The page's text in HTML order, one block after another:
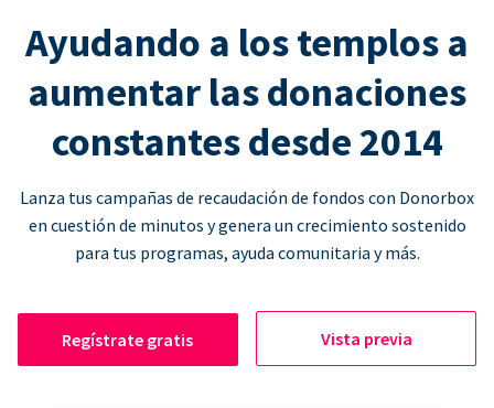
Ayudando a los templos a
aumentar las donaciones
constantes desde 2014
Lanza tus campañas de recaudación de fondos con Donorbox
en cuestión de minutos y genera un crecimiento sostenido
para tus programas, ayuda comunitaria y más.
Regístrate gratis Vista previa